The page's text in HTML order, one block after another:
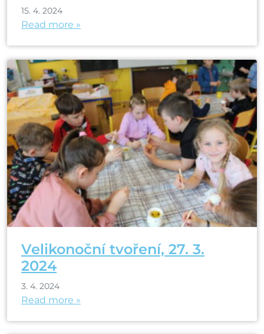
15. 4. 2024
Read more »
Velikonoční tvoření, 27. 3.
2024
3. 4. 2024
Read more »